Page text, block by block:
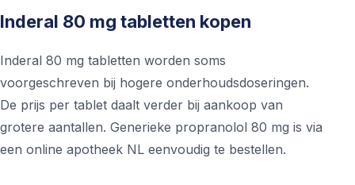
Inderal 80 mg tabletten kopen
Inderal 80 mg tabletten worden soms
voorgeschreven bij hogere onderhoudsdoseringen.
De prijs per tablet daalt verder bij aankoop van
grotere aantallen. Generieke propranolol 80 mg is via
een online apotheek NL eenvoudig te bestellen.